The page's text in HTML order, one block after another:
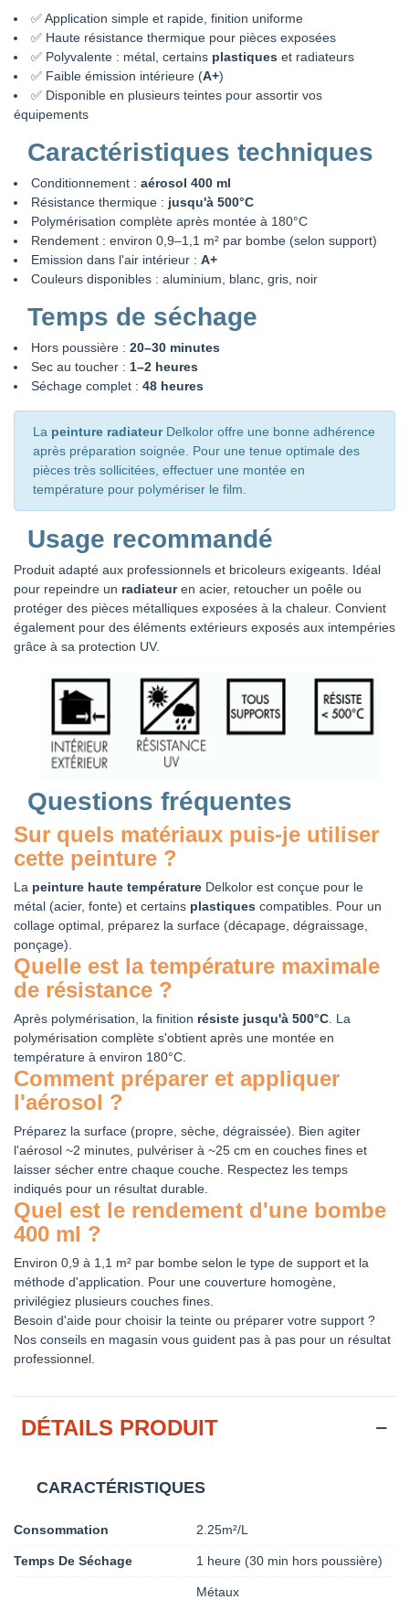
✅ Application simple et rapide, finition uniforme
✅ Haute résistance thermique pour pièces exposées
✅ Polyvalente : métal, certains plastiques et radiateurs
✅ Faible émission intérieure (A+)
✅ Disponible en plusieurs teintes pour assortir vos
équipements
Caractéristiques techniques
Conditionnement : aérosol 400 ml
Résistance thermique : jusqu'à 500°C
Polymérisation complète après montée à 180°C
Rendement : environ 0,9–1,1 m² par bombe (selon support)
Emission dans l'air intérieur : A+
Couleurs disponibles : aluminium, blanc, gris, noir
Temps de séchage
Hors poussière : 20–30 minutes
Sec au toucher : 1–2 heures
Séchage complet : 48 heures
La peinture radiateurDelkolor offre une bonne adhérence
après préparation soignée. Pour une tenue optimale des
pièces très sollicitées, effectuer une montée en
température pour polymériser le film.
Usage recommandé
Produit adapté aux professionnels et bricoleurs exigeants. Idéal
pour repeindre un radiateuren acier, retoucher un poêle ou
protéger des pièces métalliques exposées à la chaleur. Convient
également pour des éléments extérieurs exposés aux intempéries
grâce à sa protection UV.
Questions fréquentes
Sur quels matériaux puis-je utiliser
cette peinture ?
La peinture haute température Delkolor est conçue pour le
métal (acier, fonte) et certains plastiques compatibles. Pour un
collage optimal, préparez la surface (décapage, dégraissage,
ponçage).
Quelle est la température maximale
de résistance ?
Après polymérisation, la finition résiste jusqu'à 500°C . La
polymérisation complète s'obtient après une montée en
température à environ 180°C.
Comment préparer et appliquer
l'aérosol ?
Préparez la surface (propre, sèche, dégraissée). Bien agiter
l'aérosol ~2 minutes, pulvériser à ~25 cm en couches fines et
laisser sécher entre chaque couche. Respectez les temps
indiqués pour un résultat durable.
Quel est le rendement d'une bombe
400 ml ?
Environ 0,9 à 1,1 m² par bombe selon le type de support et la
méthode d'application. Pour une couverture homogène,
privilégiez plusieurs couches fines.
Besoin d'aide pour choisir la teinte ou préparer votre support ?
Nos conseils en magasin vous guident pas à pas pour un résultat
professionnel.
DÉTAILS PRODUIT
CARACTÉRISTIQUES
Consommation 2.25m²/L
Temps De Séchage 1 heure (30 min hors poussière)
Métaux